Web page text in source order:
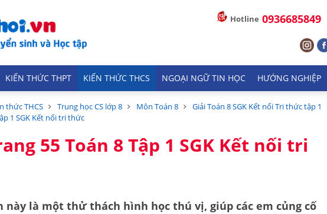
Hotline 0936685849
KIẾN THỨC THPT KIẾN THỨC THCS NGOẠI NGỮ TIN HỌC HƯỚNG NGHIỆP
thức THCS Trung học CS lớp 8 Môn Toán 8
Giải Toán 8 SGK Kết nối Tri thức tập 1
1 SGK Kết nối tri thức
55 Toán 8 Tập 1 SGK Kết nối tri
này là một thử thách hình học thú vị, giúp các em củng cố